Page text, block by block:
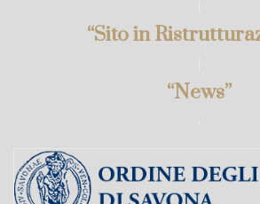
“Sito in
“News”
.